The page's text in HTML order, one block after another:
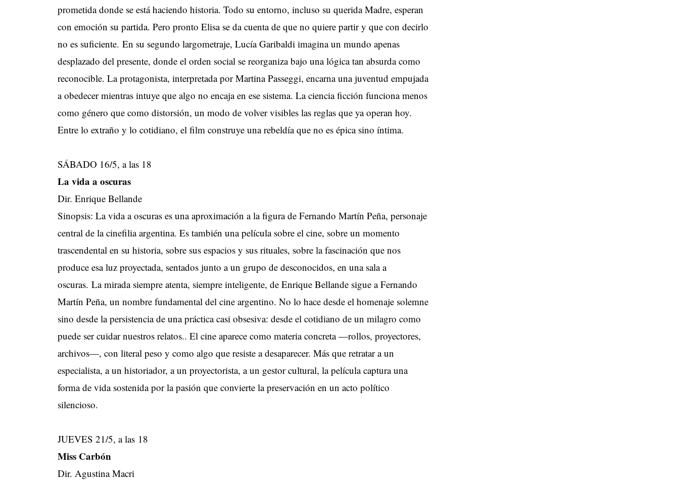
prometida donde se está haciendo historia. Todo su entorno, incluso su querida Madre, esperan
con emoción su partida. Pero pronto Elisa se da cuenta de que no quiere partir y que con decirlo
no es suficiente. En su segundo largometraje, Lucía Garibaldi imagina un mundo apenas
desplazado del presente, donde el orden social se reorganiza bajo una lógica tan absurda como
reconocible. La protagonista, interpretada por Martina Passeggi, encarna una juventud empujada
a obedecer mientras intuye que algo no encaja en ese sistema. La ciencia ficción funciona menos
como género que como distorsión, un modo de volver visibles las reglas que ya operan hoy.
Entre lo extraño y lo cotidiano, el film construye una rebeldía que no es épica sino íntima.
SÁBADO 16/5, a las 18
La vida a oscuras
Dir. Enrique Bellande
Sinopsis: La vida a oscuras es una aproximación a la figura de Fernando Martín Peña, personaje
central de la cinefilia argentina. Es también una película sobre el cine, sobre un momento
trascendental en su historia, sobre sus espacios y sus rituales, sobre la fascinación que nos
produce esa luz proyectada, sentados junto a un grupo de desconocidos, en una sala a
oscuras. La mirada siempre atenta, siempre inteligente, de Enrique Bellande sigue a Fernando
Martín Peña, un nombre fundamental del cine argentino. No lo hace desde el homenaje solemne
sino desde la persistencia de una práctica casi obsesiva: desde el cotidiano de un milagro como
puede ser cuidar nuestros relatos.. El cine aparece como materia concreta —rollos, proyectores,
archivos—, con literal peso y como algo que resiste a desaparecer. Más que retratar a un
especialista, a un historiador, a un proyectorista, a un gestor cultural, la película captura una
forma de vida sostenida por la pasión que convierte la preservación en un acto político
silencioso.
JUEVES 21/5, a las 18
Miss Carbón
Dir. Agustina Macri